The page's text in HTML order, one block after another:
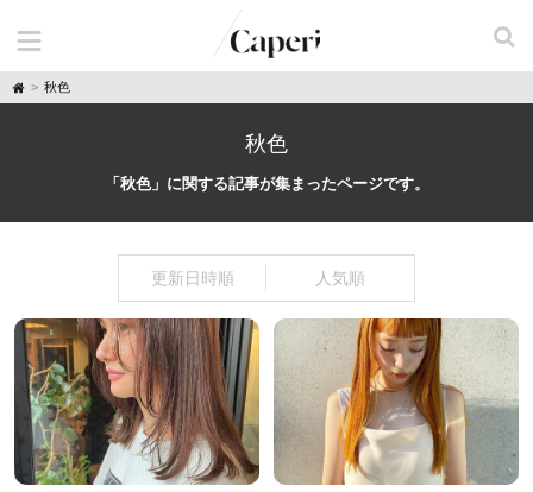
H
o
秋色
秋色
「秋色」に関する記事が集まったページです。
更新日時順 人気順